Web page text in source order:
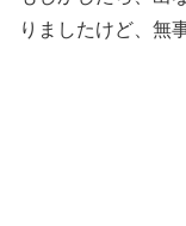
りましたけど、無